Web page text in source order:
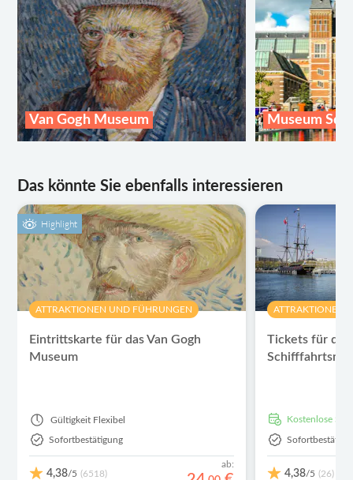
Van Gogh Museum Museum
Das könnte Sie ebenfalls interessieren
Highlight
ATTRAKTIONEN UND FÜHRUNGEN
Eintrittskarte für das Van Gogh
Museum
Gültigkeit Flexibel
Sofortbestätigung
4,38/5 (6518)
ab:
ATTRAKTIONEN
Tickets für
kostenlose
4,38/5 (26)